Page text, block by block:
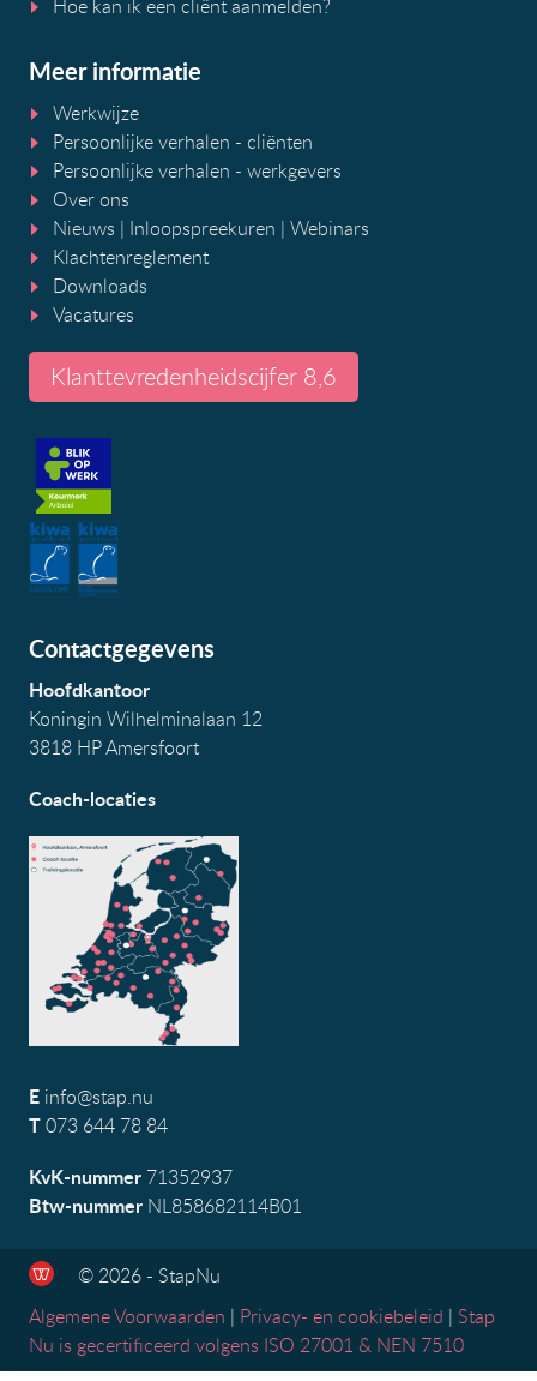
Hoe kan ik een cliënt aanmelden?
Meer informatie
Werkwijze
Persoonlijke verhalen - cliënten
Persoonlijke verhalen - werkgevers
Over ons
Nieuws | Inloopspreekuren | Webinars
Klachtenreglement
Downloads
Vacatures
Klanttevredenheidscijfer 8,6
Contactgegevens
Hoofdkantoor
Koningin Wilhelminalaan 12
3818 HP Amersfoort
Coach-locaties
E info@stap.nu
T073 644 78 84
KvK-nummer 71352937
Btw-nummer NL858682114B01
© 2026 - StapNu
Algemene Voorwaarden | Privacy- en cookiebeleid | Stap
Nu is gecertificeerd volgens ISO 27001 & NEN 7510